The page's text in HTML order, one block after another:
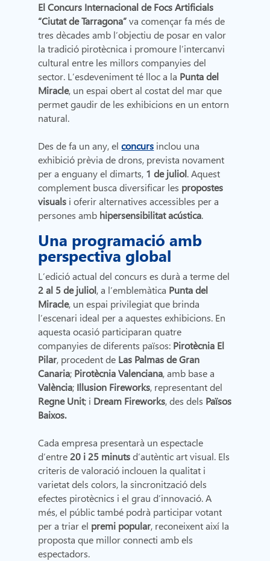
El Concurs Internacional de Focs Artificials
“Ciutat de Tarragona”va començar fa més de
tres dècades amb l’objectiu de posar en valor
la tradició pirotècnica i promoure l’intercanvi
cultural entre les millors companyies del
sector. L’esdeveniment té lloc a la Punta del
Miracle, un espai obert al costat del mar que
permet gaudir de les exhibicions en un entorn
natural.
Des de fa un any, elconcurs inclou una
exhibició prèvia de drons, prevista novament
per a enguany el dimarts, 1 de juliol. Aquest
complement busca diversificar les propostes
visuals i oferir alternatives accessibles per a
persones amb hipersensibilitat acústica.
Una programació amb
perspectiva global
L’edició actual del concurs es durà a terme del
2 al 5 de juliol, a l’emblemàtica Punta del
Miracle, un espai privilegiat que brinda
l’escenari ideal per a aquestes exhibicions. En
aquesta ocasió participaran quatre
companyies de diferents països: Pirotècnia El
Pilar, procedent de Las Palmas de Gran
Canaria; Pirotècnia Valenciana, amb base a
València; Illusion Fireworks, representant del
Regne Unit; i Dream Fireworks, des dels Països
Baixos.
Cada empresa presentarà un espectacle
d’entre 20 i 25 minutsd’autèntic art visual. Els
criteris de valoració inclouen la qualitat i
varietat dels colors, la sincronització dels
efectes pirotècnics i el grau d’innovació. A
més, el públic també podrà participar votant
per a triar el premi popular, reconeixent així la
proposta que millor connecti amb els
espectadors.